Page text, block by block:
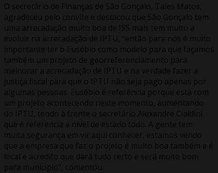
O secretário de Finanças de São Gonçalo, Tales Matos,
agradeceu pelo convite e destacou que São Gonçalo tem
uma arrecadação muito boa de ISS mais tem muito a
evoluir na arrecadação de IPTU, “então para nós é muito
importante ter o Eusébio como modelo para que façamos
também um projeto de georreferenciamento para
melhorar a arrecadação de IPTU e na verdade fazer a
justiça fiscal para que o IPTU não seja pago apenas por
algumas pessoas. Eusébio é referência porque está com
um projeto acontecendo neste momento, aumentando
do IPTU, tendo à frente o secretário Alexandre Cialdini
que é referência a nível de estado todo. A gente tem
muita segurança em vir aqui conhecer, estamos vendo
que a empresa que faz o projeto é muito boa também e é
local e acredito que dará tudo certo e será muito bom
para município”, comentou.